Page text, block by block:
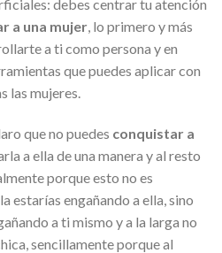
debes centrar tu atención
a una mujer, lo primero y más
a ti como persona y en
que puedes aplicar con
las mujeres.
que no puedes conquistar a
a ella de una manera y al resto
porque esto no es
estarías engañando a ella, sino
a ti mismo y a la larga no
sencillamente porque al